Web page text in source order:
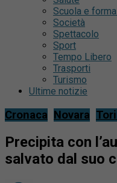
Scuola e
Società
Spettacolo
Sport
Tempo Libero
Trasporti
Turismo
Ultime notizie
Cronaca Novara
Precipita con
salvato dal suo